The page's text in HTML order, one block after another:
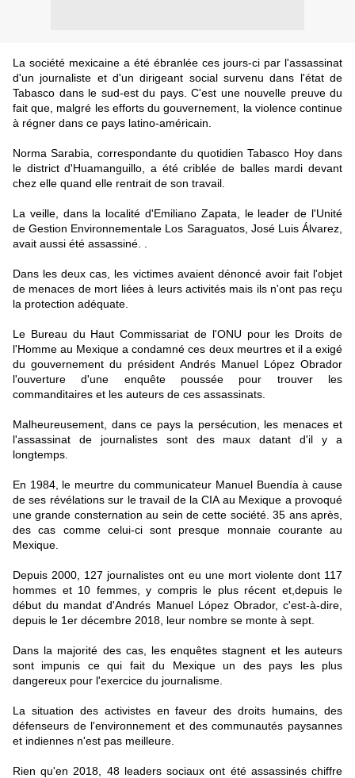
La société mexicaine a été ébranlée ces jours-ci par l'assassinat
d'un journaliste et d'un dirigeant social survenu dans l'état de
Tabasco dans le sud-est du pays. C'est une nouvelle preuve du
fait que, malgré les efforts du gouvernement, la violence continue
à régner dans ce pays latino-américain.
Norma Sarabia, correspondante du quotidien Tabasco Hoy dans
le district d'Huamanguillo, a été criblée de balles mardi devant
chez elle quand elle rentrait de son travail.
La veille, dans la localité d'Emiliano Zapata, le leader de l'Unité
de Gestion Environnementale Los Saraguatos, José Luis Álvarez,
avait aussi été assassiné. .
Dans les deux cas, les victimes avaient dénoncé avoir fait l'objet
de menaces de mort liées à leurs activités mais ils n'ont pas reçu
la protection adéquate.
Le Bureau du Haut Commissariat de l'ONU pour les Droits de
l'Homme au Mexique a condamné ces deux meurtres et il a exigé
du gouvernement du président Andrés Manuel López Obrador
l'ouverture d'une enquête poussée pour trouver les
commanditaires et les auteurs de ces assassinats.
Malheureusement, dans ce pays la persécution, les menaces et
l'assassinat de journalistes sont des maux datant d'il y a
longtemps.
En 1984, le meurtre du communicateur Manuel Buendía à cause
de ses révélations sur le travail de la CIA au Mexique a provoqué
une grande consternation au sein de cette société. 35 ans après,
des cas comme celui-ci sont presque monnaie courante au
Mexique.
Depuis 2000, 127 journalistes ont eu une mort violente dont 117
hommes et 10 femmes, y compris le plus récent et,depuis le
début du mandat d'Andrés Manuel López Obrador, c'est-à-dire,
depuis le 1er décembre 2018, leur nombre se monte à sept.
Dans la majorité des cas, les enquêtes stagnent et les auteurs
sont impunis ce qui fait du Mexique un des pays les plus
dangereux pour l'exercice du journalisme.
La situation des activistes en faveur des droits humains, des
défenseurs de l'environnement et des communautés paysannes
et indiennes n'est pas meilleure.
Rien qu'en 2018, 48 leaders sociaux ont été assassinés chiffre